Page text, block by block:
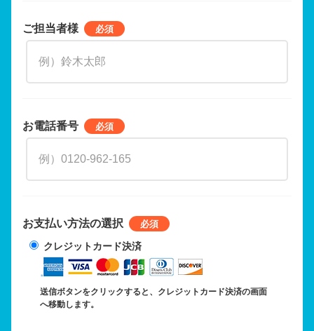
ご担当者様
お電話番号
お支払い方法の選択
クレジットカード決済
送信ボタンをクリックすると、クレジットカード決済の画面
へ移動します。